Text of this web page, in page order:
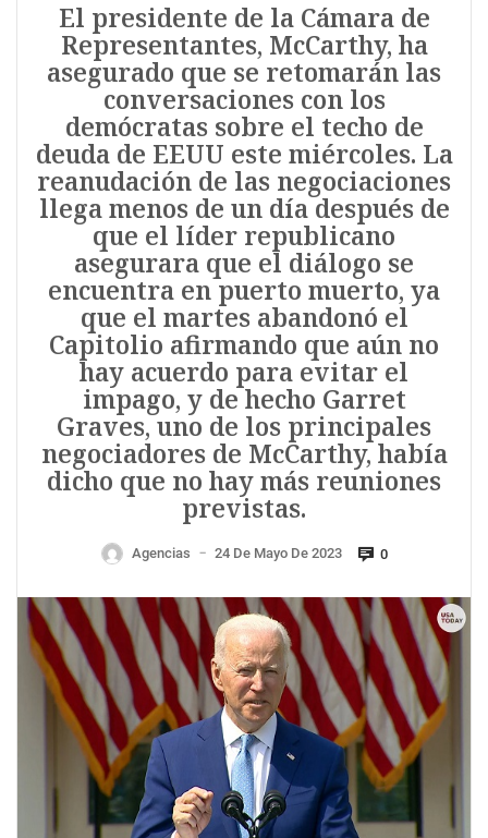
El presidente de la Cámara de
Representantes, McCarthy, ha
asegurado que se retomarán las
conversaciones con los
demócratas sobre el techo de
deuda de EEUU este miércoles. La
reanudación de las negociaciones
llega menos de un día después de
que el líder republicano
asegurara que el diálogo se
encuentra en puerto muerto, ya
que el martes abandonó el
Capitolio afirmando que aún no
hay acuerdo para evitar el
impago, y de hecho Garret
Graves, uno de los principales
negociadores de McCarthy, había
dicho que no hay más reuniones
previstas.
Agencias — 24 De Mayo De 2023 0